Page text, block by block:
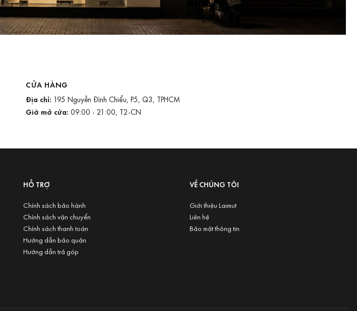
CỬA HÀNG
Địa chỉ: 195 Nguyễn Đình Chiểu, P5, Q3, TPHCM
Giờ mở cửa: 09:00 - 21:00, T2-CN
HỖ TRỢ
Chính sách bảo hành
Chính sách vận chuyển
Chính sách thanh toán
Hướng dẫn bảo quản
Hướng dẫn trả góp
VỀ CHÚNG TÔI
Giới thiệu Laimut
Liên hệ
Bảo mật thông tin